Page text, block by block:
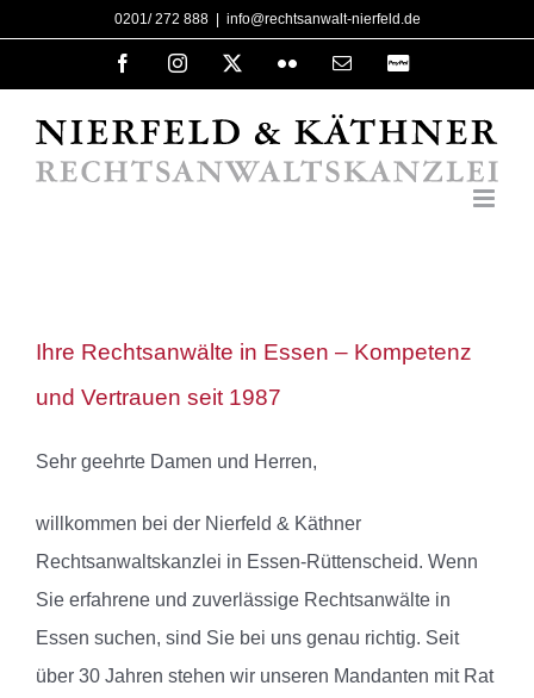
springen
0201/ 272 888 info@rechtsanwalt-nierfeld.de
FacebookInstagram Flickr E-
PayPal
Ihre Rechtsanwälte in Essen – Kompetenz
und Vertrauen seit 1987
Sehr geehrte Damen und Herren,
willkommen bei der Nierfeld & Käthner
Rechtsanwaltskanzlei in Essen-Rüttenscheid. Wenn
Sie erfahrene und zuverlässige Rechtsanwälte in
Essen suchen, sind Sie bei uns genau richtig. Seit
über 30 Jahren stehen wir unseren Mandanten mit Rat